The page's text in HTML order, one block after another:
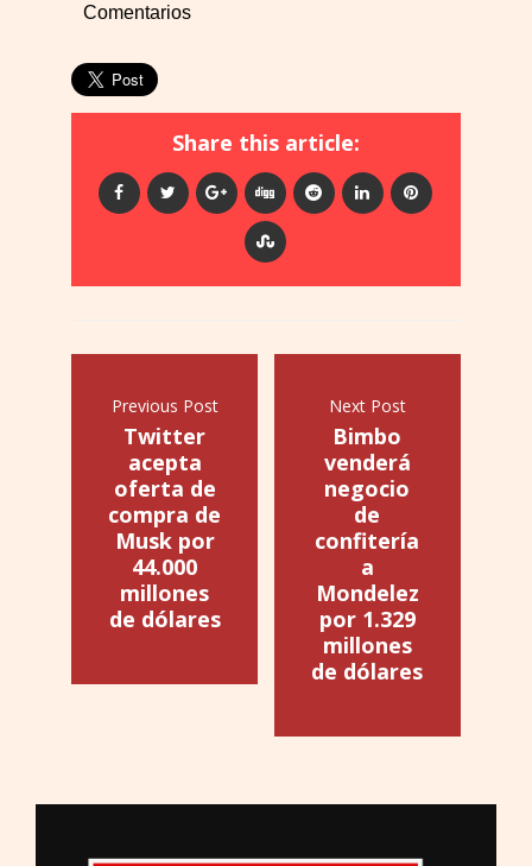
Comentarios
Share this article:
Previous Post
Twitter
acepta
oferta de
compra de
Musk por
44.000
millones
de dólares
Next Post
Bimbo
venderá
negocio
de
confitería
a
Mondelez
por 1.329
millones
de dólares